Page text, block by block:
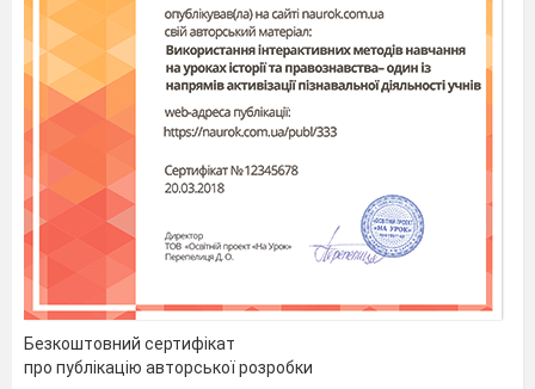
Безкоштовний сертифікат
про публікацію авторської розробки